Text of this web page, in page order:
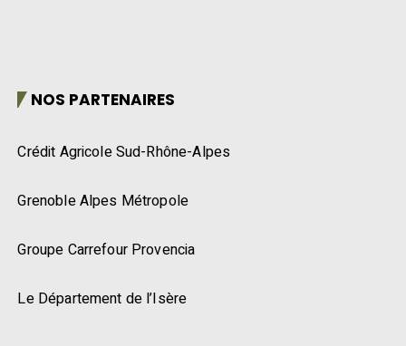
NOS PARTENAIRES
Crédit Agricole Sud-Rhône-Alpes
Grenoble Alpes Métropole
Groupe Carrefour Provencia
Le Département de l’Isère